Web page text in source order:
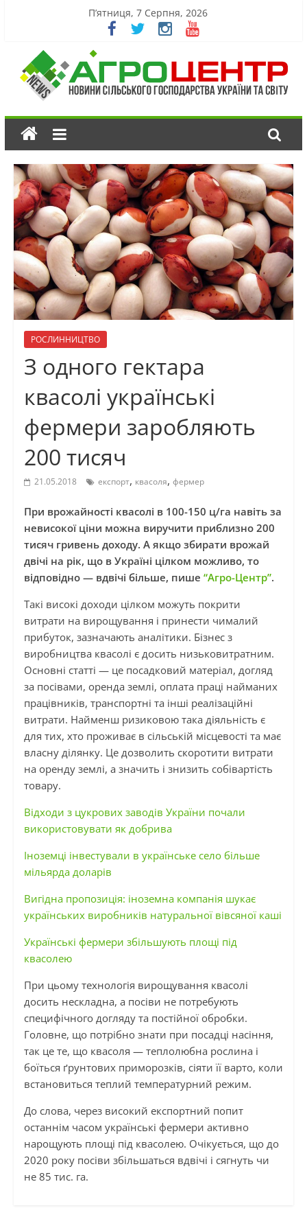
П’ятниця, 7 Серпня, 2026
РОСЛИННИЦТВО
З одного гектара
квасолі українські
фермери заробляють
200 тисяч
21.05.2018 експорт, квасоля, фермер
При врожайності квасолі в 100-150 ц/га навіть за
невисокої ціни можна виручити приблизно 200
тисяч гривень доходу. А якщо збирати врожай
двічі на рік, що в Україні цілком можливо, то
відповідно — вдвічі більше, пише “Агро-Центр”.
Такі високі доходи цілком можуть покрити
витрати на вирощування і принести чималий
прибуток, зазначають аналітики. Бізнес з
виробництва квасолі є досить низьковитратним.
Основні статті — це посадковий матеріал, догляд
за посівами, оренда землі, оплата праці найманих
працівників, транспортні та інші реалізаційні
витрати. Найменш ризиковою така діяльність є
для тих, хто проживає в сільській місцевості та має
власну ділянку. Це дозволить скоротити витрати
на оренду землі, а значить і знизить собівартість
товару.
Відходи з цукрових заводів України почали
використовувати як добрива
Іноземці інвестували в українське село більше
мільярда доларів
Вигідна пропозиція: іноземна компанія шукає
українських виробників натуральної вівсяної каші
Українські фермери збільшують площі під
квасолею
При цьому технологія вирощування квасолі
досить нескладна, а посіви не потребують
специфічного догляду та постійної обробки.
Головне, що потрібно знати при посадці насіння,
так це те, що квасоля — теплолюбна рослина і
боїться ґрунтових приморозків, сіяти її варто, коли
встановиться теплий температурний режим.
До слова, через високий експортний попит
останнім часом українські фермери активно
нарощують площі під квасолею. Очікується, що до
2020 року посіви збільшаться вдвічі і сягнуть чи
не 85 тис. га.